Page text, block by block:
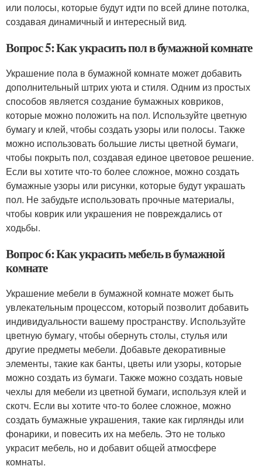
или полосы, которые будут идти по всей длине потолка,
создавая динамичный и интересный вид.
Вопрос 5: Как украсить пол в бумажной комнате
Украшение пола в бумажной комнате может добавить
дополнительный штрих уюта и стиля. Одним из простых
способов является создание бумажных ковриков,
которые можно положить на пол. Используйте цветную
бумагу и клей, чтобы создать узоры или полосы. Также
можно использовать большие листы цветной бумаги,
чтобы покрыть пол, создавая единое цветовое решение.
Если вы хотите что-то более сложное, можно создать
бумажные узоры или рисунки, которые будут украшать
пол. Не забудьте использовать прочные материалы,
чтобы коврик или украшения не повреждались от
ходьбы.
Вопрос 6: Как украсить мебель в бумажной
комнате
Украшение мебели в бумажной комнате может быть
увлекательным процессом, который позволит добавить
индивидуальности вашему пространству. Используйте
цветную бумагу, чтобы обернуть столы, стулья или
другие предметы мебели. Добавьте декоративные
элементы, такие как банты, цветы или узоры, которые
можно создать из бумаги. Также можно создать новые
чехлы для мебели из цветной бумаги, используя клей и
скотч. Если вы хотите что-то более сложное, можно
создать бумажные украшения, такие как гирлянды или
фонарики, и повесить их на мебель. Это не только
украсит мебель, но и добавит общей атмосфере
комнаты.